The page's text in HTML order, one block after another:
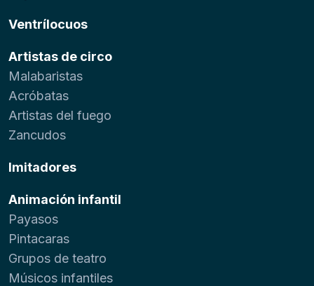
Ventrílocuos
Artistas de circo
Malabaristas
Acróbatas
Artistas del fuego
Zancudos
Imitadores
Animación infantil
Payasos
Pintacaras
Grupos de teatro
Músicos infantiles